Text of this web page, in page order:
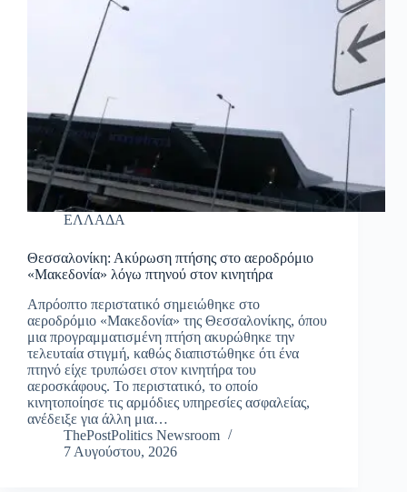
ΕΛΛΑΔΑ
Θεσσαλονίκη: Ακύρωση πτήσης στο αεροδρόμιο
«Μακεδονία» λόγω πτηνού στον κινητήρα
Απρόοπτο περιστατικό σημειώθηκε στο
αεροδρόμιο «Μακεδονία» της Θεσσαλονίκης, όπου
μια προγραμματισμένη πτήση ακυρώθηκε την
τελευταία στιγμή, καθώς διαπιστώθηκε ότι ένα
πτηνό είχε τρυπώσει στον κινητήρα του
αεροσκάφους. Το περιστατικό, το οποίο
κινητοποίησε τις αρμόδιες υπηρεσίες ασφαλείας,
ανέδειξε για άλλη μια…
ThePostPolitics Newsroom
7 Αυγούστου, 2026